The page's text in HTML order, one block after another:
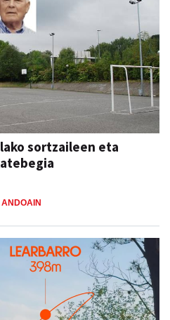
sortzaileen eta
ANDOAIN